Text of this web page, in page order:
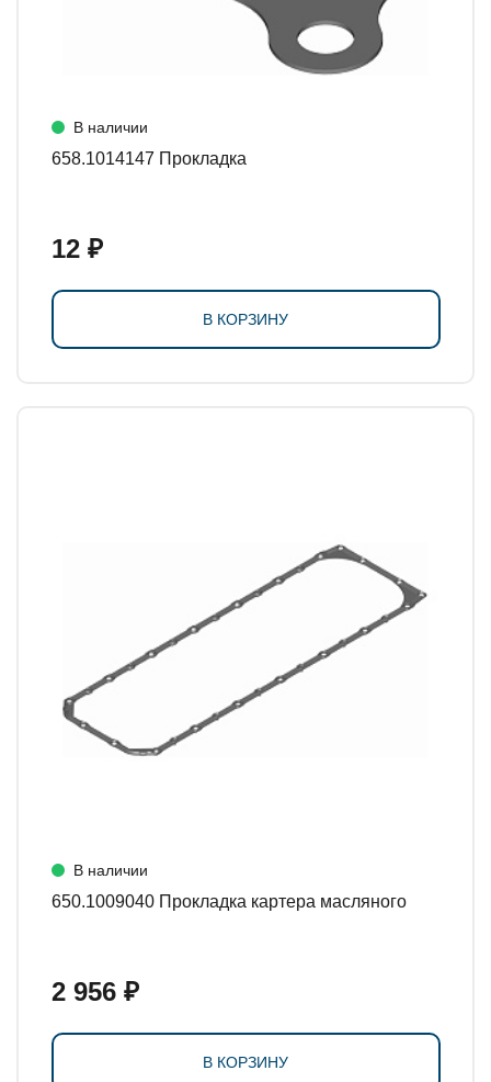
В наличии
658.1014147 Прокладка
12 ₽
В КОРЗИНУ
В наличии
650.1009040 Прокладка картера масляного
2 956 ₽
В КОРЗИНУ